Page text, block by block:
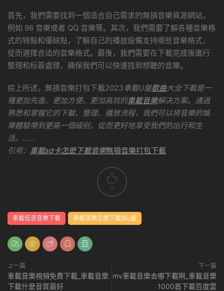
首先，我們需要找到一個适合自己需求的無損音樂資源網站，
例如 96 音樂或者 QQ 音樂等。其次，我們需要了解各種音樂格
式的特點和優缺點，了解自己的播放設備支持哪些音樂格式，
從而選擇合适的音樂格式。最後，我們需要在下載完成後進行
整理和标簽處理，确保我們可以快速找到想聽的音樂。
綜上所述，無損音樂打包下載2023車載U盤歌曲大全下載是一
種更加先進、更加方便、更加高效的車載音樂解決方案。通過
熟悉和掌握它的下載、整理、播放流程，我們可以将音樂的娛
樂體驗帶到更高一個級别，從而更好地享受我們的出行和生
活。……
引用： 車載sd卡怎麽下載音樂無損音樂打包下載
0
車載低音音樂下載 車載音樂怎麽下載到u盤
上一篇
車載音樂視頻免費下載_車載音樂
下載什麽音質最好
下一篇
mv車載音樂去哪下載啊_車載音樂
1000首下載百度雲